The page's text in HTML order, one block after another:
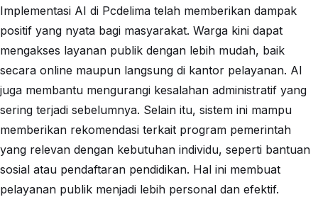
Implementasi AI di Pcdelima telah memberikan dampak
positif yang nyata bagi masyarakat. Warga kini dapat
mengakses layanan publik dengan lebih mudah, baik
secara online maupun langsung di kantor pelayanan. AI
juga membantu mengurangi kesalahan administratif yang
sering terjadi sebelumnya. Selain itu, sistem ini mampu
memberikan rekomendasi terkait program pemerintah
yang relevan dengan kebutuhan individu, seperti bantuan
sosial atau pendaftaran pendidikan. Hal ini membuat
pelayanan publik menjadi lebih personal dan efektif.